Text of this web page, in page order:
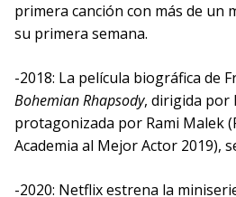
primera canción con más de un
su primera semana.
-2018: La película biográfica de
Bohemian Rhapsody, dirigida por
protagonizada por Rami Malek
Academia al Mejor Actor 2019),
-2020: Netflix estrena la